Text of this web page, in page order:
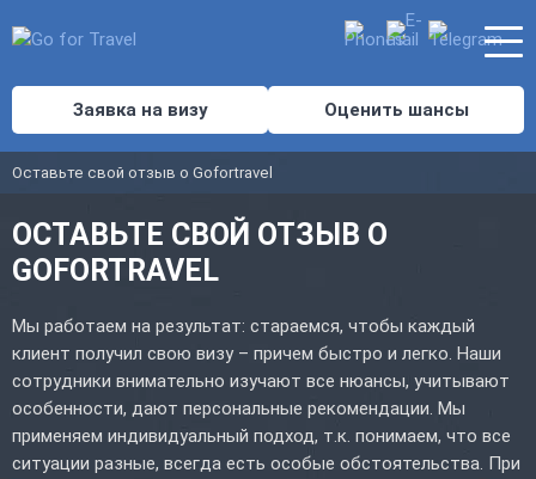
Заявка на визу Оценить шансы
Оставьте свой отзыв о Gofortravel
ОСТАВЬТЕ СВОЙ ОТЗЫВ О
GOFORTRAVEL
Мы работаем на результат: стараемся, чтобы каждый
клиент получил свою визу – причем быстро и легко. Наши
сотрудники внимательно изучают все нюансы, учитывают
особенности, дают персональные рекомендации. Мы
применяем индивидуальный подход, т.к. понимаем, что все
ситуации разные, всегда есть особые обстоятельства. При